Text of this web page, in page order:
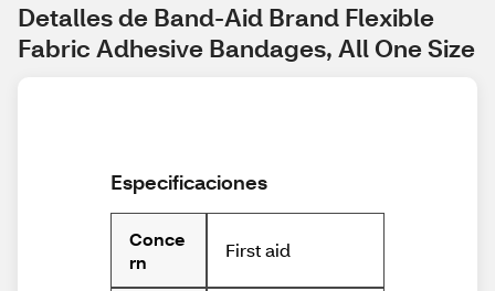
Detalles de Band-Aid Brand Flexible
Fabric Adhesive Bandages, All One Size
Especificaciones
Conce
rn
First aid